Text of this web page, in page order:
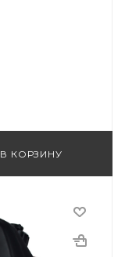
В КОРЗИНУ